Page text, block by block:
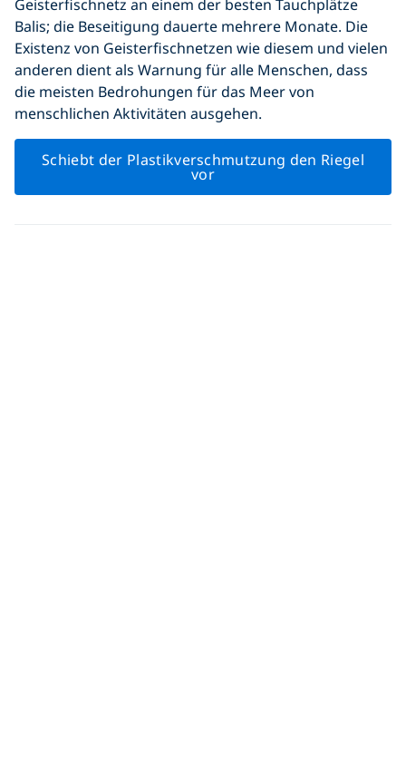
Geisterfischnetz an einem der besten Tauchplätze
Balis; die Beseitigung dauerte mehrere Monate. Die
Existenz von Geisterfischnetzen wie diesem und vielen
anderen dient als Warnung für alle Menschen, dass
die meisten Bedrohungen für das Meer von
menschlichen Aktivitäten ausgehen.
Schiebt der Plastikverschmutzung den Riegel
vor